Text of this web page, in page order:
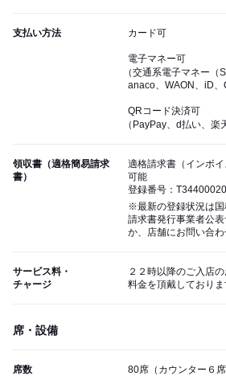
支払い方法 カード可
電子マネー可
（交通系電子マネー
anaco、WAON、iD、
QRコード決済可
（PayPay、d払い、楽
領収書（適格簡易請求
書）
適格請求書（インボ
可能
登録番号：
※最新の登録状況は
請求書発行事業者公
か、店舗にお問い合わ
サービス料・
チャージ
２２時以降のご入店
料金を頂戴しており
席・設備
席数
80席（カウンター６